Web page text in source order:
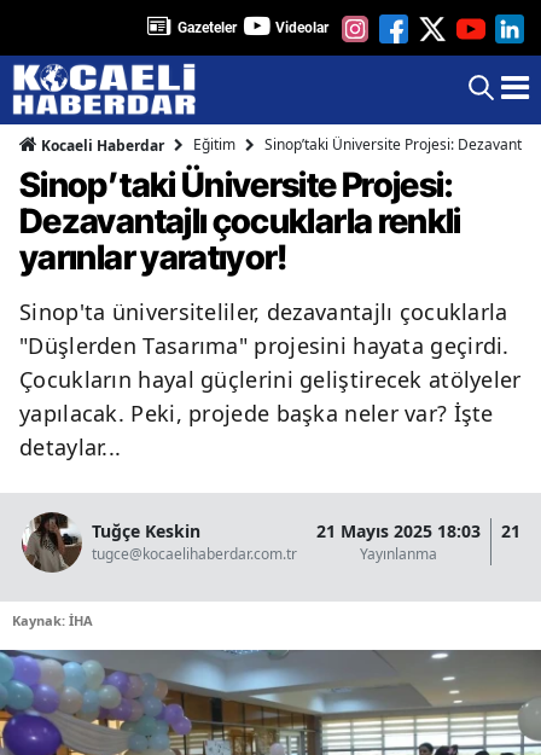
Gazeteler Videolar
Kocaeli Haberdar Eğitim Sinop’taki Üniversite Projesi:
Sinop’taki Üniversite Projesi:
Dezavantajlı çocuklarla renkli
yarınlar yaratıyor!
Sinop'ta üniversiteliler, dezavantajlı çocuklarla
"Düşlerden Tasarıma" projesini hayata geçirdi.
Çocukların hayal güçlerini geliştirecek atölyeler
yapılacak. Peki, projede başka neler var? İşte
detaylar...
Tuğçe Keskin
tugce@kocaelihaberdar.com.tr
21 Mayıs 2025 18:03
Yayınlanma
21
Kaynak: İHA